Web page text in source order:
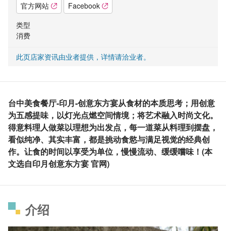
官方网站
Facebook
类型
消费
此页店家资讯由业者提供，详情请洽业者。
台中美食餐厅-印月-创意东方宴从食材的本质思考；用创意
为五感提味，以灯光点燃空间情境；将艺术融入时尚文化。
得意料理人做菜以理想为出发点，每一道菜从料理到摆盘，
看似纯净、其实丰富，都是挑动食慾与满足视觉的经典创
作。让食的时间以享受为单位，慢慢流动、缓缓嚐味！(本
文选自印月创意东方宴 官网)
介绍